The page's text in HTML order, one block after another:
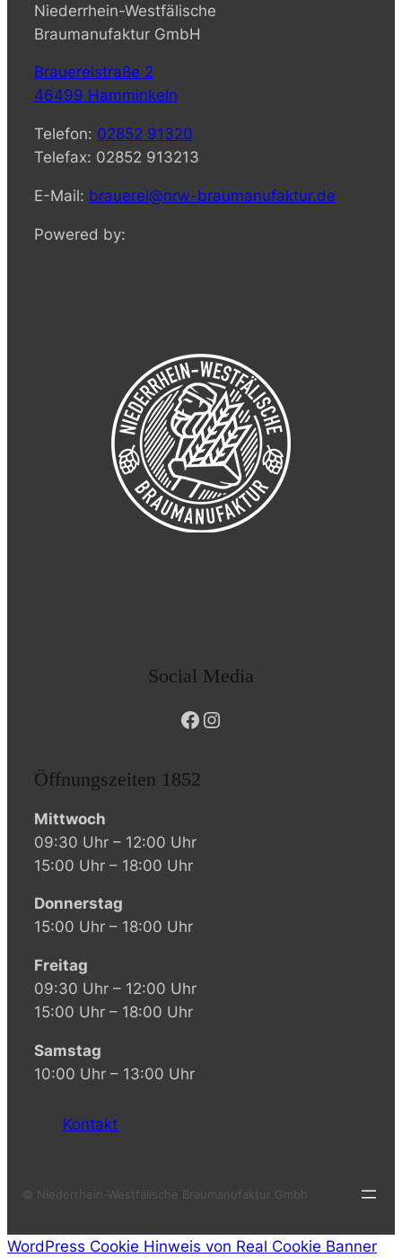
Niederrhein-Westfälische
Braumanufaktur GmbH
Brauereistraße 2
46499 Hamminkeln
Telefon: 02852 91320
Telefax: 02852 913213
E-Mail: brauerei@nrw-braumanufaktur.de
Powered by:
Social Media
Facebook Instagram
Öffnungszeiten 1852
Mittwoch
09:30 Uhr – 12:00 Uhr
15:00 Uhr – 18:00 Uhr
Donnerstag
15:00 Uhr – 18:00 Uhr
Freitag
09:30 Uhr – 12:00 Uhr
15:00 Uhr – 18:00 Uhr
Samstag
10:00 Uhr – 13:00 Uhr
Kontakt
© Niederrhein-Westfälische Braumanufaktur Gmbh
WordPress Cookie Hinweis von Real Cookie Banner